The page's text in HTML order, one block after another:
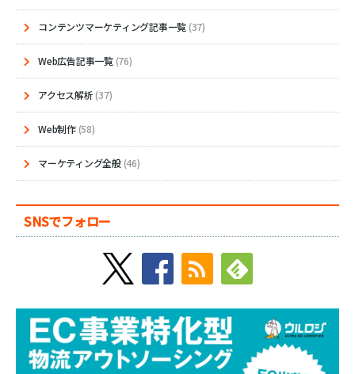
コンテンツマーケティング記事一覧(37)
Web広告記事一覧(76)
アクセス解析(37)
Web制作(58)
マーケティング全般(46)
SNSでフォロー